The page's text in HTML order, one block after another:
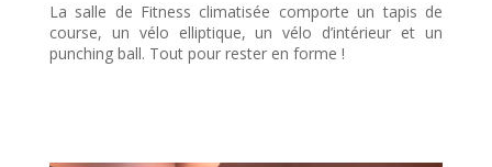
La salle de Fitness climatisée comporte un tapis de
course, un vélo elliptique, un vélo d’intérieur et un
punching ball. Tout pour rester en forme !